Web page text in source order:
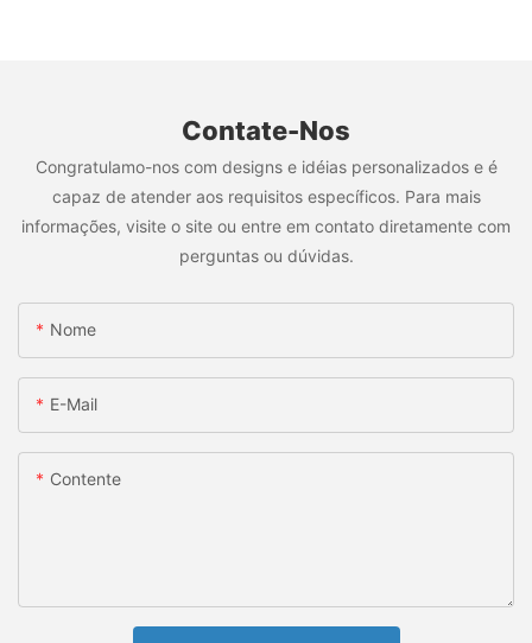
Contate-Nos
Congratulamo-nos com designs e idéias personalizados e é
capaz de atender aos requisitos específicos. Para mais
informações, visite o site ou entre em contato diretamente com
perguntas ou dúvidas.
Nome
E-Mail
Contente